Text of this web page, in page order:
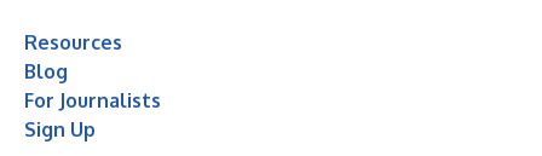
Resources
Blog
For Journalists
Sign Up